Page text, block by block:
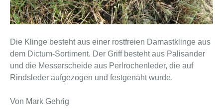
Die Klinge besteht aus einer rostfreien Damastklinge aus
dem Dictum-Sortiment. Der Griff besteht aus Palisander
und die Messerscheide aus Perlrochenleder, die auf
Rindsleder aufgezogen und festgenäht wurde.
Von Mark Gehrig